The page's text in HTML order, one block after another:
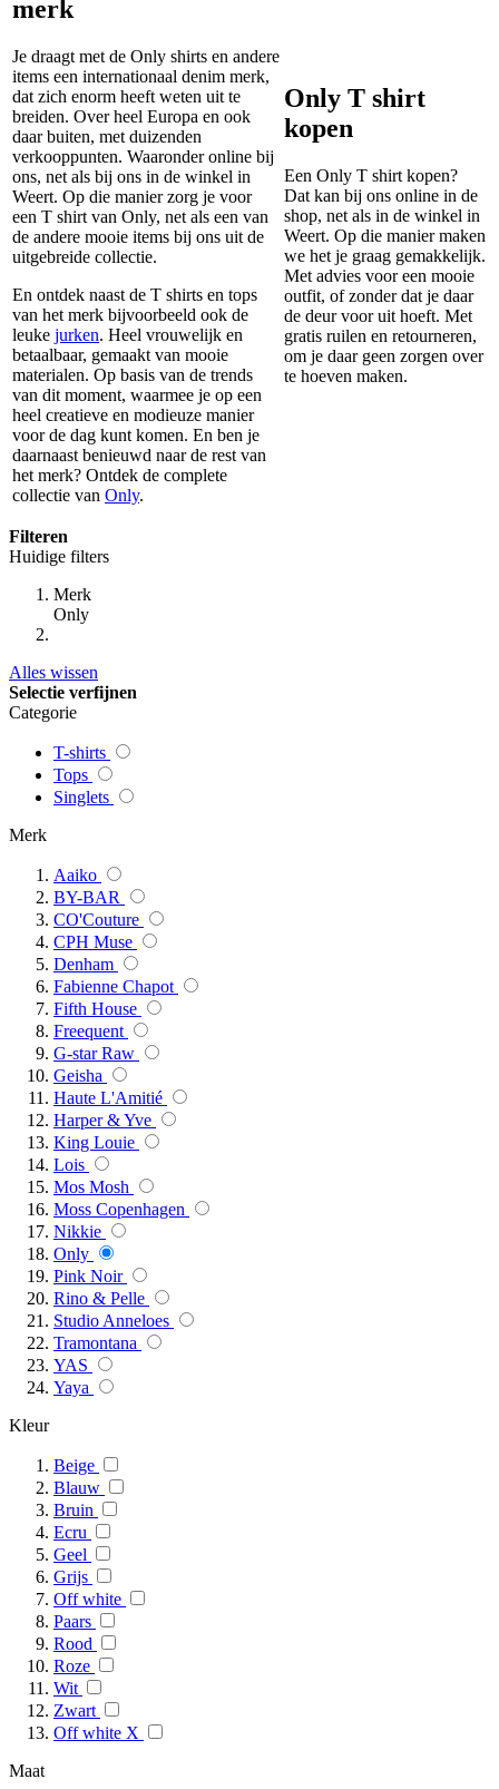
merk
Je draagt met de Only shirts en andere
items een internationaal denim merk,
dat zich enorm heeft weten uit te
breiden. Over heel Europa en ook
daar buiten, met duizenden
verkooppunten. Waaronder online bij
ons, net als bij ons in de winkel in
Weert. Op die manier zorg je voor
een T shirt van Only, net als een van
de andere mooie items bij ons uit de
uitgebreide collectie.
En ontdek naast de T shirts en tops
van het merk bijvoorbeeld ook de
leuke jurken. Heel vrouwelijk en
betaalbaar, gemaakt van mooie
materialen. Op basis van de trends
van dit moment, waarmee je op een
heel creatieve en modieuze manier
voor de dag kunt komen. En ben je
daarnaast benieuwd naar de rest van
het merk? Ontdek de complete
collectie van Only.
Only T shirt
kopen
Een Only T shirt kopen?
Dat kan bij ons online in de
shop, net als in de winkel in
Weert. Op die manier maken
we het je graag gemakkelijk.
Met advies voor een mooie
outfit, of zonder dat je daar
de deur voor uit hoeft. Met
gratis ruilen en retourneren,
om je daar geen zorgen over
te hoeven maken.
Filteren
Huidige filters
Merk
Only
Alles wissen
Selectie verfijnen
Categorie
T-shirts
Tops
Singlets
Merk
Aaiko
BY-BAR
CO'Couture
CPH Muse
Denham
Fabienne Chapot
Fifth House
Freequent
G-star Raw
Geisha
Haute L'Amitié
Harper & Yve
King Louie
Lois
Mos Mosh
Moss Copenhagen
Nikkie
Only
Pink Noir
Rino & Pelle
Studio Anneloes
Tramontana
YAS
Yaya
Kleur
Beige
Blauw
Bruin
Ecru
Geel
Grijs
Off white
Paars
Rood
Roze
Wit
Zwart
Off white X
Maat